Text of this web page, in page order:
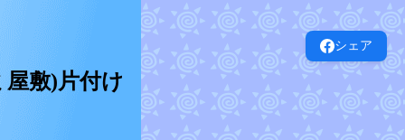
シェア
敷)片付け